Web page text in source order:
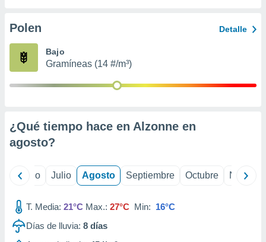
e
mediante
de
1199
Polen Detalle
Bajo
Gramíneas (14 #/m³)
¿Qué tiempo hace en Alzonne en
agosto?
Junio Julio Agosto Septiembre Octubre
T. Media: 21°C Max.: 27°C Min: 16°C
Días de lluvia: 8 días